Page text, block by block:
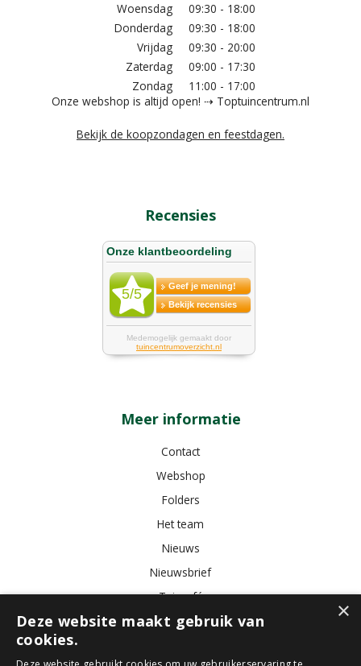
Woensdag
09:30 - 18:00
Donderdag
09:30 - 18:00
Vrijdag
09:30 - 20:00
Zaterdag
09:00 - 17:30
Zondag
11:00 - 17:00
Onze webshop is altijd open! ⇢ Toptuincentrum.nl
Bekijk de koopzondagen en feestdagen.
Recensies
Meer informatie
Contact
Webshop
Folders
Het team
Nieuws
Nieuwsbrief
Tuincafé
Vacatures
×
Deze website maakt gebruik van
cookies.